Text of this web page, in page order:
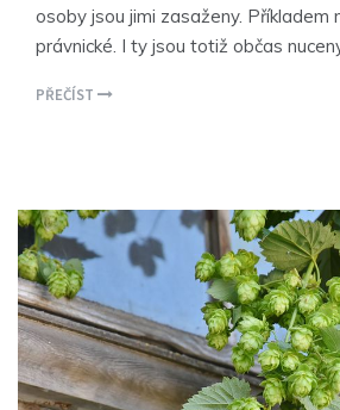
osoby jsou jimi zasaženy. Příkladem
právnické. I ty jsou totiž občas
PŘEČÍST